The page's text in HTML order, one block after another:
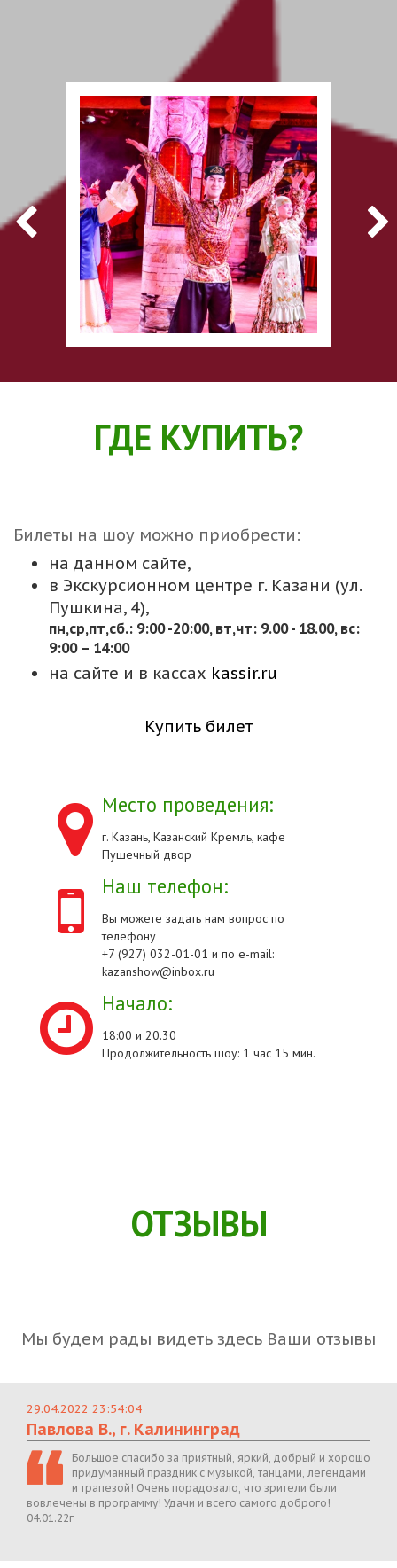
ГДЕ КУПИТЬ?
Билеты на шоу можно приобрести:
на данном сайте,
в Экскурсионном центре г. Казани (ул.
Пушкина, 4),
пн,cр,пт,сб.: 9:00 -20:00, вт,чт: 9.00 - 18.00, вс:
9:00 – 14:00
на сайте и в кассах kassir.ru
Купить билет
Место проведения:
г. Казань, Казанский Кремль, кафе
Пушечный двор
Наш телефон:
Вы можете задать нам вопрос по
телефону
+7 (927) 032-01-01 и по e-mail:
kazanshow@inbox.ru
Начало:
18:00 и 20.30
Продолжительность шоу: 1 час 15 мин.
ОТЗЫВЫ
Мы будем рады видеть здесь Ваши отзывы
29.04.2022 23:54:04
Павлова В., г. Калининград
Большое спасибо за приятный, яркий, добрый и хорошо
придуманный праздник с музыкой, танцами, легендами
и трапезой! Очень порадовало, что зрители были
вовлечены в программу! Удачи и всего самого доброго!
04.01.22г